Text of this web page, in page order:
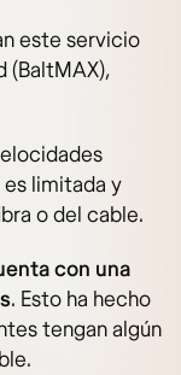
este servicio
(BaltMAX),
limitada y
o del cable.
con una
. Esto ha hecho
tengan algún